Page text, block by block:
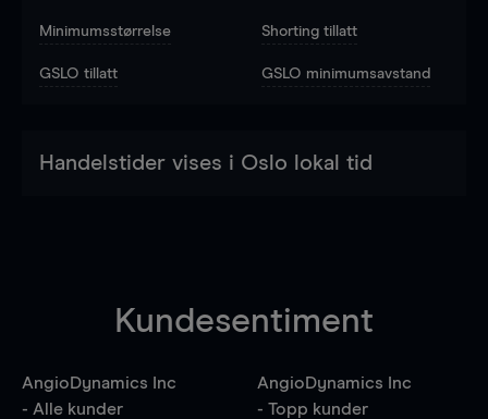
Minimumsstørrelse Shorting tillatt
GSLO tillatt GSLO minimumsavstand
Handelstider vises i Oslo lokal tid
Kundesentiment
AngioDynamics Inc
- Alle kunder
AngioDynamics Inc
- Topp kunder